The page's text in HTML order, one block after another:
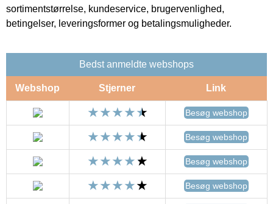
sortimentstørrelse, kundeservice, brugervenlighed,
betingelser, leveringsformer og betalingsmuligheder.
Bedst anmeldte webshops
Webshop Stjerner Link
Besøg webshop
Besøg webshop
Besøg webshop
Besøg webshop